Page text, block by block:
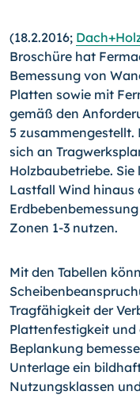
(18.2.2016;
Broschüre hat
Bemessung von
Platten sowie mit
gemäß den
5
sich an
Holzbaubetrie­be.
Lastfall Wind hinaus
Zonen 1-3 nutzen.
Mit den Tabellen
Tragfähigkeit der
Plattenfestigkeit und
Beplankung
Unterlage ein
Nutzungsklassen